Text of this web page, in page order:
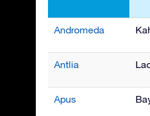
Andromeda
Antlia
Apus